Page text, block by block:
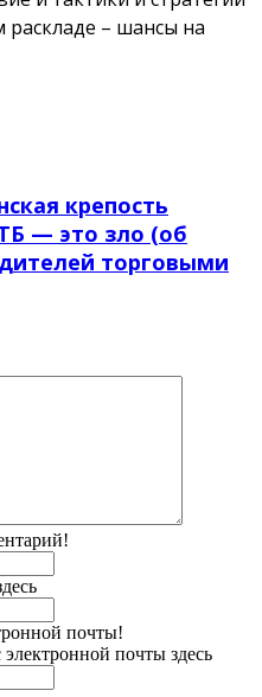
– шансы на
крепость
— это зло (об
торговыми
почты!
почты здесь